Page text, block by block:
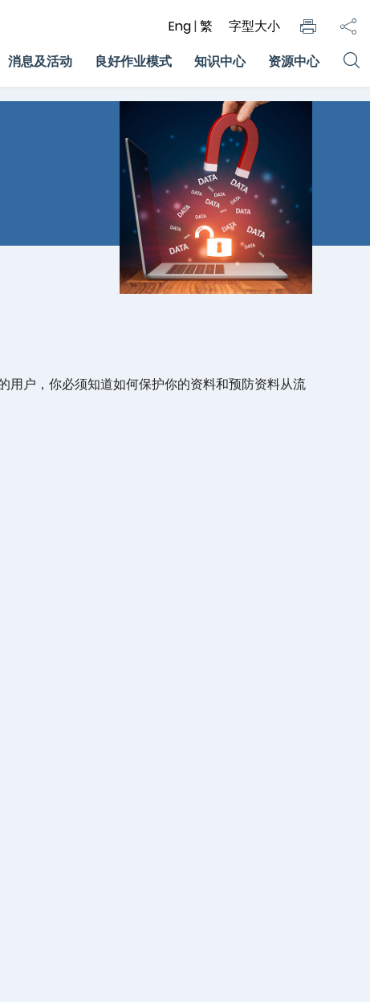
Eng|繁
字型大小
消息及活动
良好作业模式 知识中心 资源中心
用户，你必须知道如何保护你的资料和预防资料从流